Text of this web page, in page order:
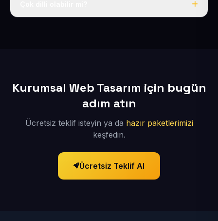
Kurumsal Web Tasarım için bugün
adım atın
Ücretsiz teklif isteyin ya da hazır paketlerimizi
keşfedin.
Ücretsiz Teklif Al